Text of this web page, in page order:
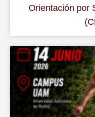
Orientación por